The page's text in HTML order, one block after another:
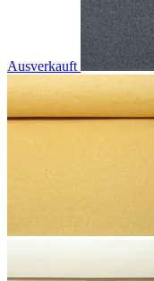
Ausverkauft